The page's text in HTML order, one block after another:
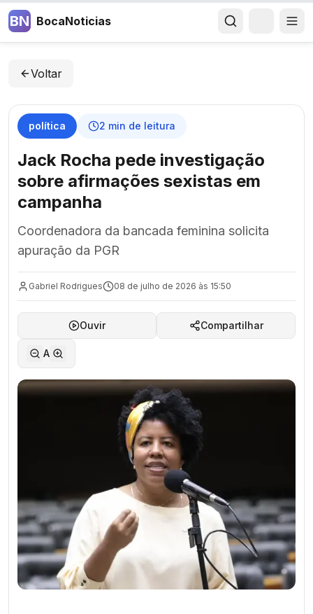
BN BocaNoticias
Voltar
política 2 min de leitura
Jack Rocha pede investigação
sobre afirmações sexistas em
campanha
Coordenadora da bancada feminina solicita
apuração da PGR
Gabriel Rodrigues 08 de julho de 2026 às 15:50
Ouvir Compartilhar
A